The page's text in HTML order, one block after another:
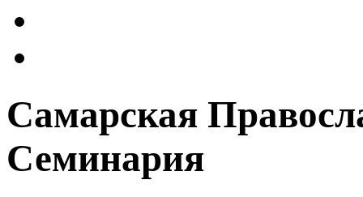
Самарская
Семинария